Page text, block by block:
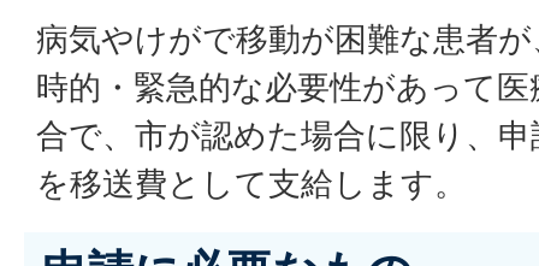
病気やけがで移動が困難な患者
時的・緊急的な必要性があって
合で、市が認めた場合に限り、
を移送費として支給します。